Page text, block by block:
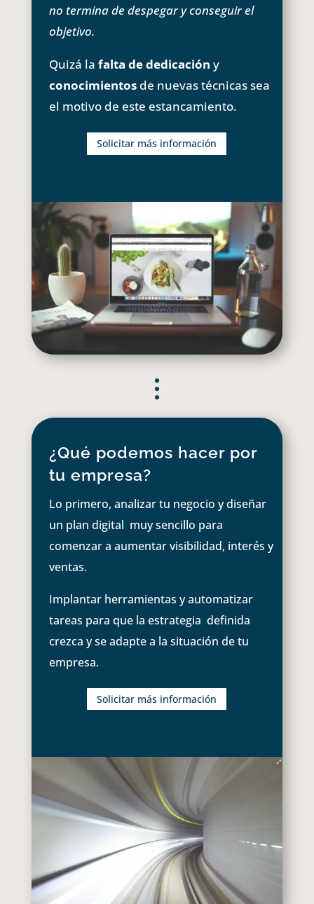
no termina de despegar y conseguir el
objetivo.
Quizá la falta de dedicación y
conocimientosde nuevas técnicas sea
el motivo de este estancamiento.
Solicitar más información
¿Qué podemos hacer por
tu empresa?
Lo primero, analizar tu negocio y diseñar
un plan digital muy sencillo para
comenzar a aumentar visibilidad, interés y
ventas.
Implantar herramientas y automatizar
tareas para que la estrategia definida
crezca y se adapte a la situación de tu
empresa.
Solicitar más información